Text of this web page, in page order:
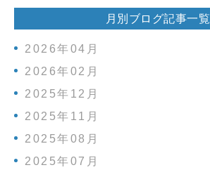
月別ブログ記事一覧
2026年04月
2026年02月
2025年12月
2025年11月
2025年08月
2025年07月